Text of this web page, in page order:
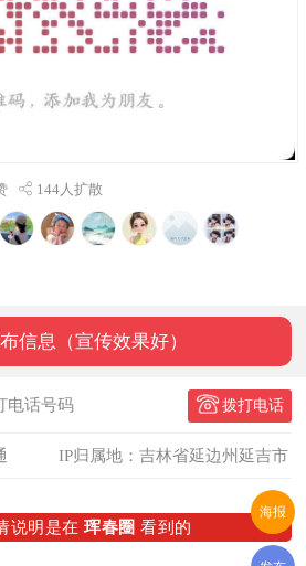
144人扩散
信息（宣传效果好）
电话号码 拨打电话
IP归属地：吉林省延边州延吉市
说明是在珲春圈看到的
海报